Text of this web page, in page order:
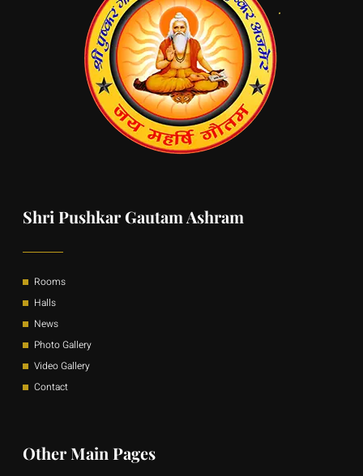
Shri Pushkar Gautam Ashram
Rooms
Halls
News
Photo Gallery
Video Gallery
Contact
Other Main Pages